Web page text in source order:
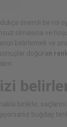
önemli bir rol
olmasına ve
belirlemek ve
doğuran
birlikte,
buğday